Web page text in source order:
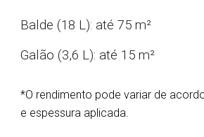
Balde (18 L): até75 m²
Galão (3,6 L): até 15 m²
*O rendimento pode variar de
e espessura aplicada.